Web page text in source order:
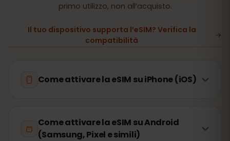
primo utilizzo, non all’acquisto.
Il tuo dispositivo supporta l’eSIM? Verifica la
compatibilità
Come attivare la eSIM su iPhone (iOS)
Come attivare la eSIM su Android
(Samsung, Pixel e simili)